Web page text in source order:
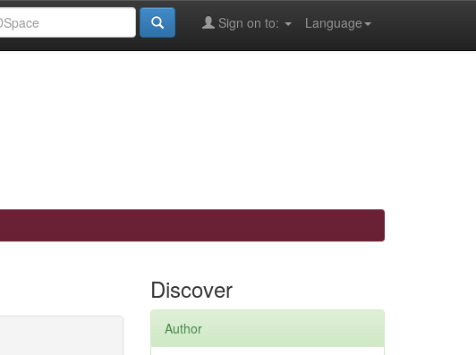
Language
Sign on to:
Discover
Author